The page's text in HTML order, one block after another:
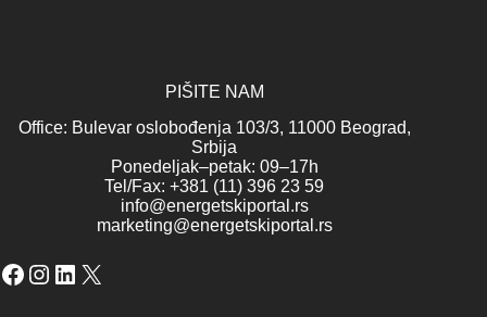
PIŠITE NAM
Office: Bulevar oslobođenja 103/3, 11000 Beograd,
Srbija
Ponedeljak–petak: 09–17h
Tel/Fax: +381 (11) 396 23 59
info@energetskiportal.rs
marketing@energetskiportal.rs
Facebook
Instagram
LinkedIn
X